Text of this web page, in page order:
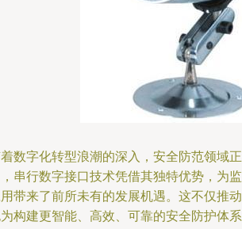
数字化转型浪潮的深入，安全防范领域
串行数字接口技术凭借其独特优势，为
带来了前所未有的发展机遇。这不仅推
构建更智能、高效、可靠的安全防护体系